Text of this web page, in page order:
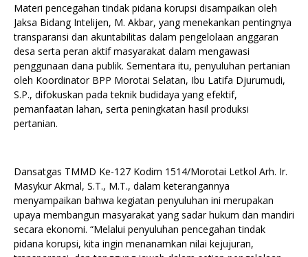
Materi pencegahan tindak pidana korupsi disampaikan oleh
Jaksa Bidang Intelijen, M. Akbar, yang menekankan pentingnya
transparansi dan akuntabilitas dalam pengelolaan anggaran
desa serta peran aktif masyarakat dalam mengawasi
penggunaan dana publik. Sementara itu, penyuluhan pertanian
oleh Koordinator BPP Morotai Selatan, Ibu Latifa Djurumudi,
S.P., difokuskan pada teknik budidaya yang efektif,
pemanfaatan lahan, serta peningkatan hasil produksi
pertanian.
Dansatgas TMMD Ke-127 Kodim 1514/Morotai Letkol Arh. Ir.
Masykur Akmal, S.T., M.T., dalam keterangannya
menyampaikan bahwa kegiatan penyuluhan ini merupakan
upaya membangun masyarakat yang sadar hukum dan mandiri
secara ekonomi. “Melalui penyuluhan pencegahan tindak
pidana korupsi, kita ingin menanamkan nilai kejujuran,